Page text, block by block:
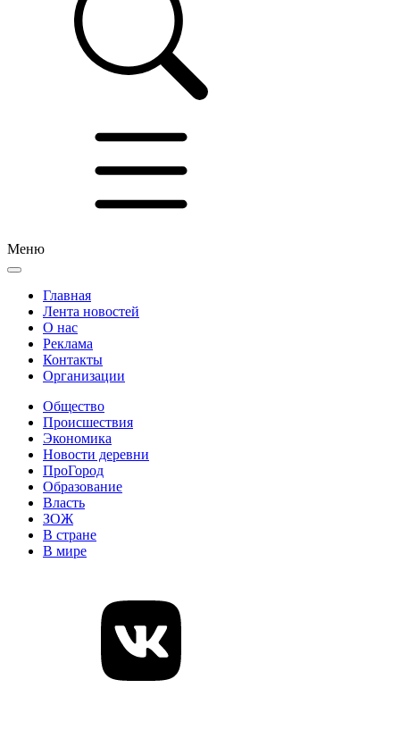
Меню
Главная
Лента новостей
О нас
Реклама
Контакты
Организации
Общество
Происшествия
Экономика
Новости деревни
ПроГород
Образование
Власть
ЗОЖ
В стране
В мире